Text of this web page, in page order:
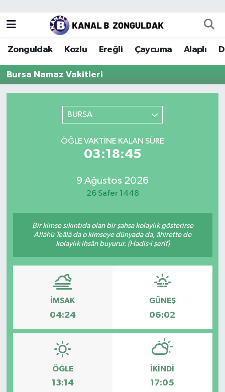
Zonguldak Kozlu Ereğli Çaycuma Alaplı
Bursa Namaz Vakitleri
BURSA
ÖĞLE VAKTINE KALAN SÜRE
03:18:45
9 Ağustos 2026
26 Safer 1448
Bir kimse sıkıntıda olan bir şahsa kolaylık gösterirse
Allâhü Teâlâ da o kimseye dünyada da, âhirette de
kolaylık ihsân buyurur. (Hadis-i şerif)
İMSAK
04:24
GÜNEŞ
06:02
ÖĞLE
13:14
İKINDI
17:05
Zonguldak
Kozlu
Karabük
Spor
Zonguldak Nöbetçi Eczaneler
Zonguldak Hava Durumu
Puan Durumu ve Fikstür
Tüm Manşetler